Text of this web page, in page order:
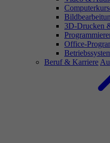
3D-Drucken
Office-
Beruf & Karriere